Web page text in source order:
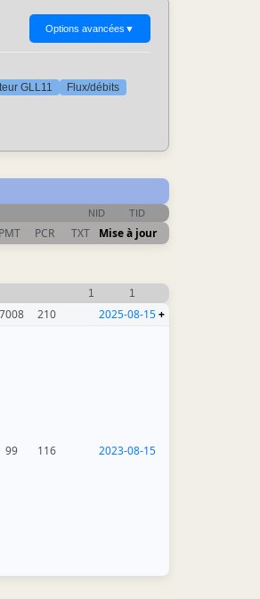
Options avancées ▼
GLL11 Flux/débits
NID TID
PMT PCR TXT Mise à jour
1 1
7008 210 2025-08-15+
99 116 2023-08-15